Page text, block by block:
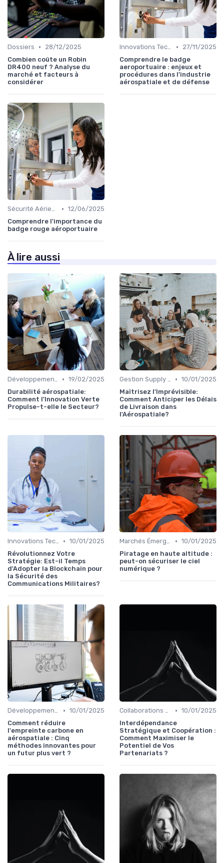
Dossiers •
28/12/2025
Combien coûte un Robin
DR400 neuf ? Analyse du
marché et facteurs à
considérer
Innovations Technologiques •
27/11/2025
Comprendre le badge
aeroportuaire : enjeux et
procédures dans l’industrie
aérospatiale et de défense
Sécurité Aérienne • 12/06/2025
Comprendre l'importance du
badge rouge aéroportuaire
À lire aussi
Développement Durable • 19/02/2025
Durabilité aérospatiale:
Comment l'Innovation Verte
Propulse-t-elle le Secteur?
Gestion Supply Chain • 10/01/2025
Maîtrisez l'Imprévisible:
Comment Anticiper les Délais
de Livraison dans
l'Aérospatiale?
Innovations Technologiques • 10/01/2025
Révolutionnez Votre
Stratégie: Est-il Temps
d'Adopter la Blockchain pour
la Sécurité des
Communications Militaires?
Marchés Émergents • 10/01/2025
Piratage en haute altitude :
peut-on sécuriser le ciel
numérique ?
Développement Durable • 10/01/2025
Comment réduire
l'empreinte carbone en
aérospatiale : Cinq
méthodes innovantes pour
un futur plus vert ?
Collaborations Stratégiques • 10/01/2025
Interdépendance
Stratégique et Coopération :
Comment Maximiser le
Potentiel de Vos
Partenariats ?